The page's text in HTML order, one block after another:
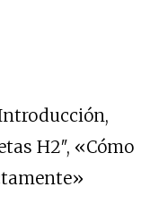
H2″, «Cómo